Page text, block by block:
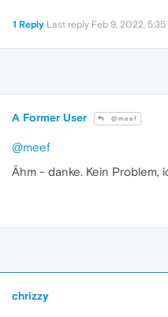
1 Reply Last reply Feb 9, 2022, 5:35
A Former User @meef
@meef
Ähm - danke. Kein Problem,
chrizzy